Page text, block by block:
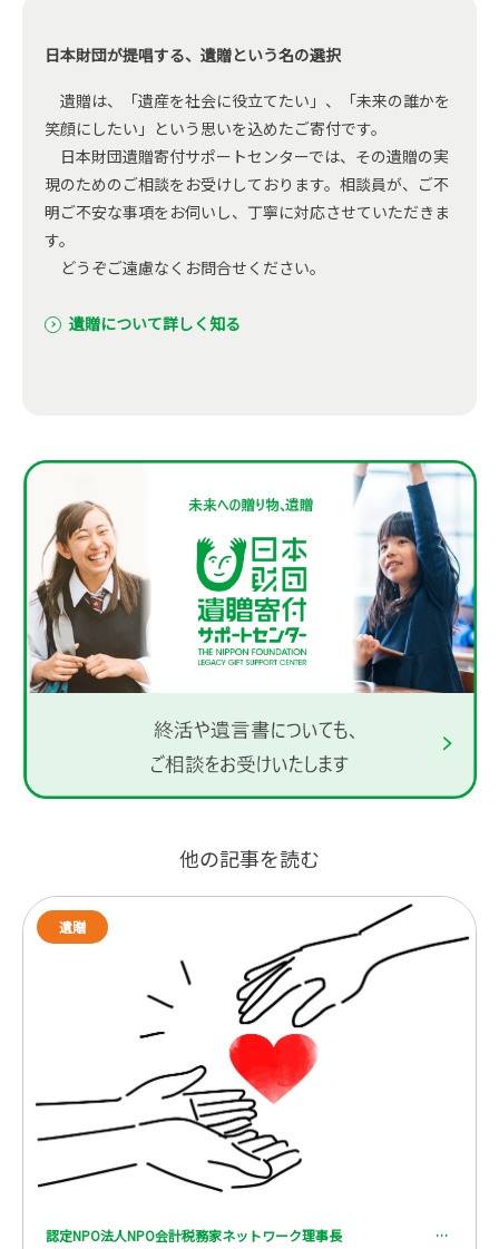
日本財団が提唱する、遺贈という名の選択
遺贈は、「遺産を社会に役立てたい」、「未来の誰かを
笑顔にしたい」という思いを込めたご寄付です。
日本財団遺贈寄付サポートセンターでは、その遺贈の実
現のためのご相談をお受けしております。相談員が、ご不
明ご不安な事項をお伺いし、丁寧に対応させていただきま
す。
どうぞご遠慮なくお問合せください。
遺贈について詳しく知る
他の記事を読む
認定NPO法人NPO会計税務家ネットワーク理事長 一般社団法人 全国レガシーギフト協会理事 税理士 脇坂 誠也
遺贈